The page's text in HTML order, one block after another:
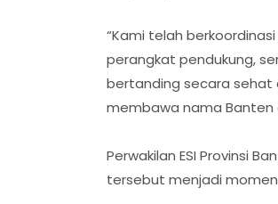
“Kami telah
perangkat pendukung,
bertanding secara
membawa nama Banten
Perwakilan ESI Provinsi
tersebut menjadi